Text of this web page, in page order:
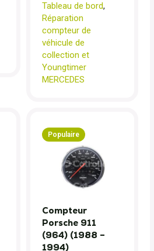
Tableau de bord,
Réparation
compteur de
véhicule de
collection et
Youngtimer
MERCEDES
Populaire
Compteur
Porsche 911
(964) (1988 –
1994)